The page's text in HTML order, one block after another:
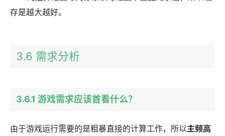
存是越大越好。
3.6 需求分析
3.6.1 游戏需求应该首看什么？
由于游戏运行需要的是粗暴直接的计算工作，所以主频高